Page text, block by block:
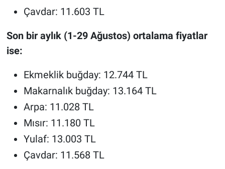
Çavdar: 11.603 TL
Son bir aylık (1-29 Ağustos) ortalama fiyatlar
ise:
Ekmeklik buğday: 12.744 TL
Makarnalık buğday: 13.164 TL
Arpa: 11.028 TL
Mısır: 11.180 TL
Yulaf: 13.003 TL
Çavdar: 11.568 TL